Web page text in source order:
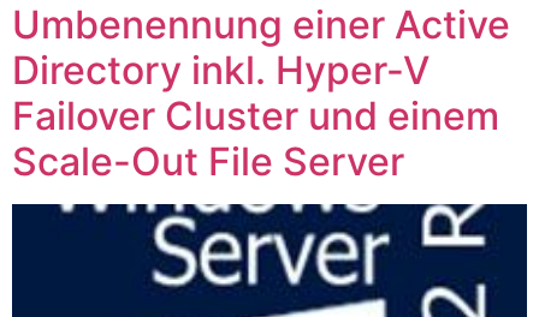
Umbenennung einer Active
Directory inkl. Hyper-V
Failover Cluster und einem
Scale-Out File Server